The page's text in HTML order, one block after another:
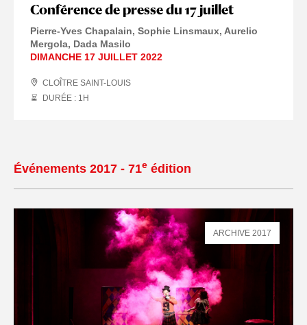
Conférence de presse du 17 juillet
Pierre-Yves Chapalain Sophie Linsmaux Aurelio
Mergola Dada Masilo
DIMANCHE 17 JUILLET 2022
CLOÎTRE SAINT-LOUIS
DURÉE : 1 H
Événements 2017 - 71e édition
ARCHIVE 2017